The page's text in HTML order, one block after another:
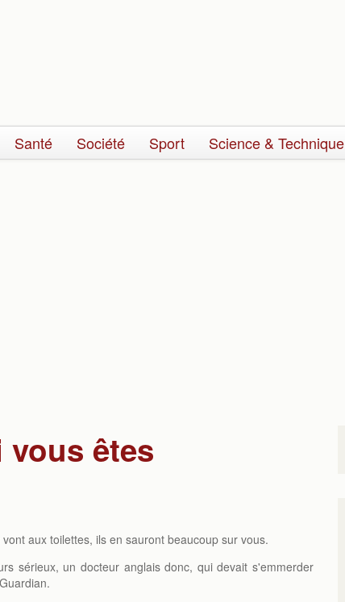
Santé Société Sport Science & Technique
êtes
aux toilettes, ils en sauront beaucoup sur vous.
sérieux, un docteur anglais donc, qui devait s'emmerder